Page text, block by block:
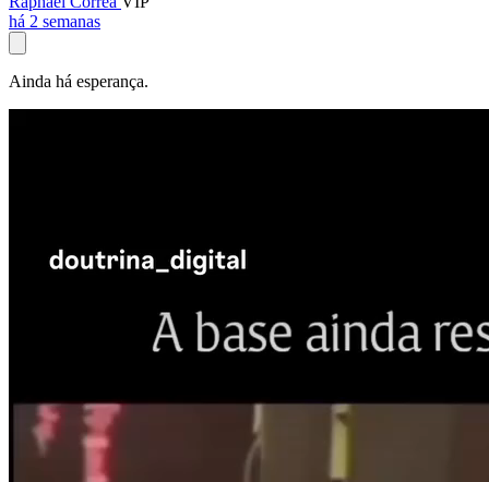
há 2 semanas
Ainda há esperança.